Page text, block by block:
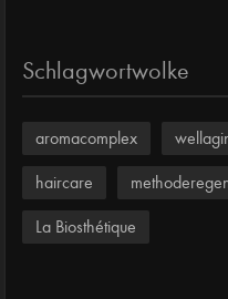
Schlagwortwolke
aromacomplex
haircare
La Biosthétique